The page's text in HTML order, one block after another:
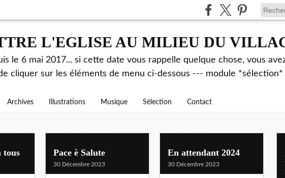
L'EGLISE AU MILIEU DU
le 6 mai 2017... si cette date vous rappelle quelque chose, vous
cliquer sur les éléments de menu ci-dessous --- module *sélection*
Archives Illustrations Musique Sélection Contact
tous Pace è Salute
30 Décembre 2023
En attendant 2024
30 Décembre 2023